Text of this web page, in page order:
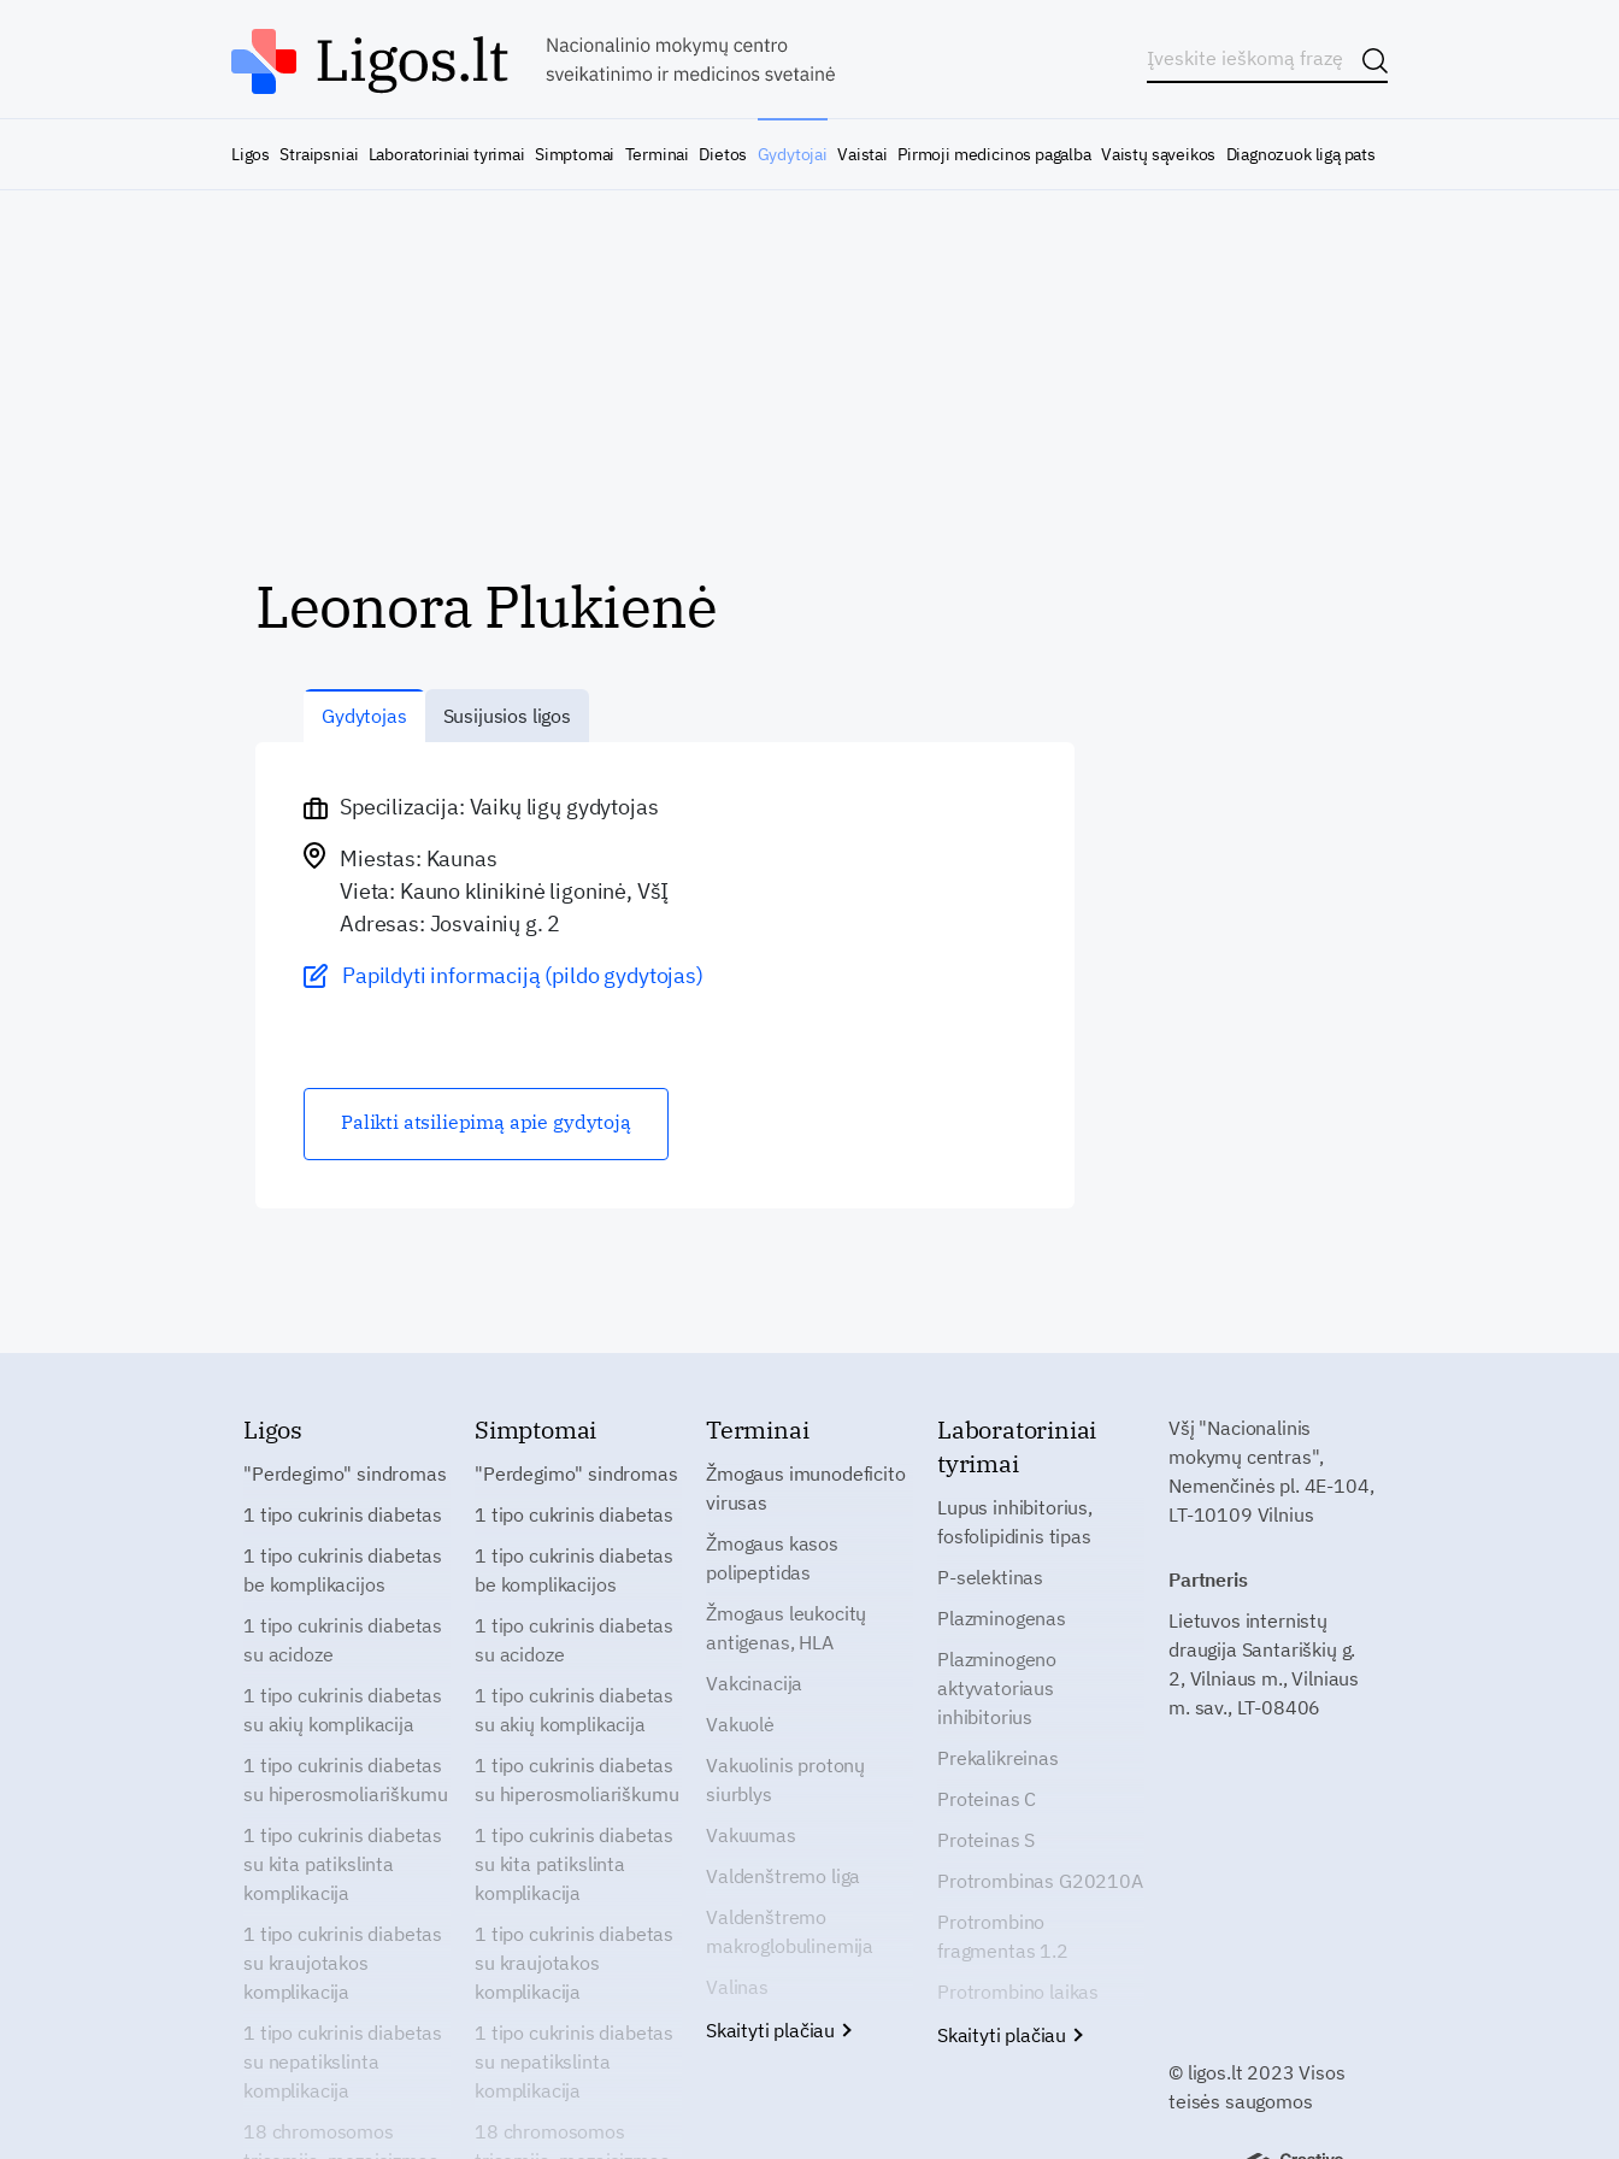
Ligos Straipsniai Laboratoriniai tyrimai Simptomai Terminai Dietos Gydytojai Vaistai Pirmoji medicinos pagalba Vaistų sąveikos Diagnozuok ligą pats
Leonora Plukienė
Gydytojas Susijusios ligos
Specilizacija: Vaikų ligų gydytojas
Miestas: Kaunas
Vieta: Kauno klinikinė ligoninė, VšĮ
Adresas: Josvainių g. 2
Papildyti informaciją (pildo gydytojas)
Palikti atsiliepimą apie gydytoją
Ligos
"Perdegimo" sindromas
1 tipo cukrinis diabetas
1 tipo cukrinis diabetas
be komplikacijos
1 tipo cukrinis diabetas
su acidoze
1 tipo cukrinis diabetas
su akių komplikacija
1 tipo cukrinis diabetas
su hiperosmoliariškumu
1 tipo cukrinis diabetas
su kita patikslinta
komplikacija
1 tipo cukrinis diabetas
su kraujotakos
komplikacija
1 tipo cukrinis diabetas
su nepatikslinta
komplikacija
18 chromosomos
Simptomai
"Perdegimo" sindromas
1 tipo cukrinis diabetas
1 tipo cukrinis diabetas
be komplikacijos
1 tipo cukrinis diabetas
su acidoze
1 tipo cukrinis diabetas
su akių komplikacija
1 tipo cukrinis diabetas
su hiperosmoliariškumu
1 tipo cukrinis diabetas
su kita patikslinta
komplikacija
1 tipo cukrinis diabetas
su kraujotakos
komplikacija
1 tipo cukrinis diabetas
su nepatikslinta
komplikacija
18 chromosomos
Terminai
Žmogaus imunodeficito
virusas
Žmogaus kasos
polipeptidas
Žmogaus leukocitų
antigenas, HLA
Vakcinacija
Vakuolė
Vakuolinis protonų
siurblys
Vakuumas
Valdenštremo liga
Valdenštremo
makroglobulinemija
Valinas
Skaityti plačiau
Laboratoriniai
tyrimai
Lupus inhibitorius,
fosfolipidinis tipas
P-selektinas
Plazminogenas
Plazminogeno
aktyvatoriaus
inhibitorius
Prekalikreinas
Proteinas C
Proteinas S
Protrombinas G20210A
Protrombino
fragmentas 1.2
Protrombino laikas
Skaityti plačiau
Všį "Nacionalinis
mokymų centras",
Nemenčinės pl. 4E-104,
LT-10109 Vilnius
Partneris
Lietuvos internistų
draugija Santariškių g.
2, Vilniaus m., Vilniaus
m. sav., LT-08406
© ligos.lt 2023 Visos
teisės saugomos